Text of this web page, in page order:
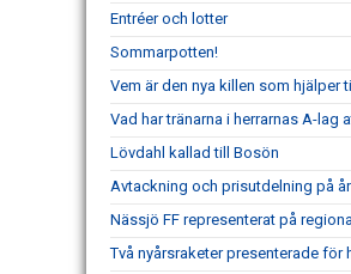
Entréer och lotter
Sommarpotten!
Vem är den nya killen som hjälper
Vad har tränarna i herrarnas A-
Lövdahl kallad till Bosön
Avtackning och prisutdelning på
Nässjö FF representerat på
Två nyårsraketer presenterade för